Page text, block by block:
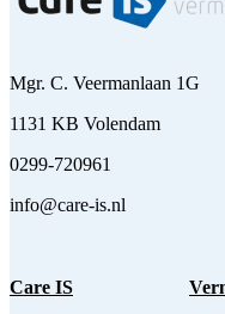
Mgr. C. Veermanlaan 1G
1131 KB Volendam
0299-720961
info@care-is.nl
Care IS